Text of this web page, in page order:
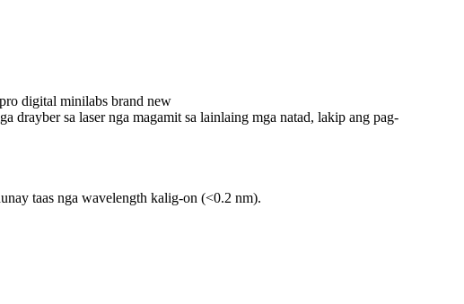
digital minilabs brand new
drayber sa laser nga magamit sa lainlaing mga natad, lakip ang pag-
taas nga wavelength kalig-on (<0.2 nm).